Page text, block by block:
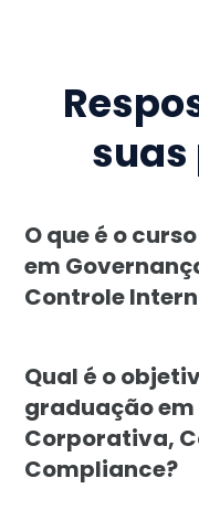
O que é o
em
Controle
Qual é o
graduação
Corporativa,
Compliance?